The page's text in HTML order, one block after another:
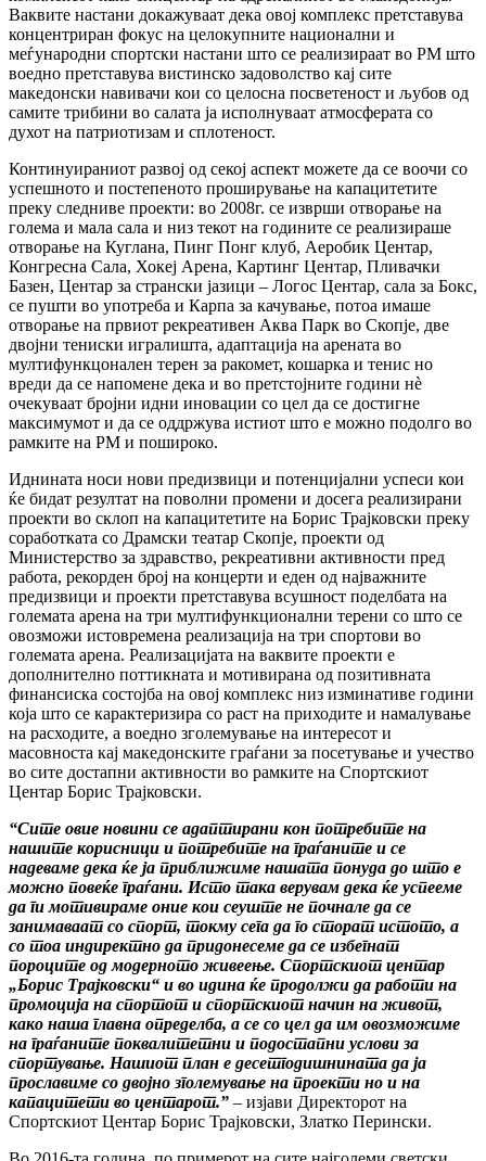
Ваквите настани докажуваат дека овој комплекс претставува
концентриран фокус на целокупните национални и
меѓународни спортски настани што се реализираат во РМ што
воедно претставува вистинско задоволство кај сите
македонски навивачи кои со целосна посветеност и љубов од
самите трибини во салата ја исполнуваат атмосферата со
духот на патриотизам и сплотеност.
Континуираниот развој од секој аспект можете да се воочи со
успешното и постепеното проширување на капацитетите
преку следниве проекти: во 2008г. се изврши отворање на
голема и мала сала и низ текот на годините се реализираше
отворање на Куглана, Пинг Понг клуб, Аеробик Центар,
Конгресна Сала, Хокеј Арена, Картинг Центар, Пливачки
Базен, Центар за странски јазици – Логос Центар, сала за Бокс,
се пушти во употреба и Карпа за качување, потоа имаше
отворање на првиот рекреативен Аква Парк во Скопје, две
двојни тениски игралишта, адаптација на арената во
мултифункцонален терен за ракомет, кошарка и тенис но
вреди да се напомене дека и во претстојните години нè
очекуваат бројни идни иновации со цел да се достигне
максимумот и да се оддржува истиот што е можно подолго во
рамките на РМ и пошироко.
Иднината носи нови предизвици и потенцијални успеси кои
ќе бидат резултат на поволни промени и досега реализирани
проекти во склоп на капацитетите на Борис Трајковски преку
соработката со Драмски театар Скопје, проекти од
Министерство за здравство, рекреативни активности пред
работа, рекорден број на концерти и еден од најважните
предизвици и проекти претставува всушност поделбата на
големата арена на три мултифункционални терени со што се
овозможи истовремена реализација на три спортови во
големата арена. Реализацијата на ваквите проекти е
дополнително поттикната и мотивирана од позитивната
финансиска состојба на овој комплекс низ изминативе години
која што се карактеризира со раст на приходите и намалување
на расходите, а воедно зголемување на интересот и
масовноста кај македонските граѓани за посетување и учество
во сите достапни активности во рамките на Спортскиот
Центар Борис Трајковски.
“Сите овие новини се адаптирани кон потребите на
нашите корисници и потребите на граѓаните и се
надеваме дека ќе ја приближиме нашата понуда до што е
можно повеќе граѓани. Исто така верувам дека ќе успееме
да ги мотивираме оние кои сеуште не почнале да се
занимаваат со спорт, токму сега да го сторат истото, а
со тоа индиректно да придонесеме да се избегнат
пороците од модерното живеење. Спортскиот центар
„Борис Трајковски“ и во идина ќе продолжи да работи на
промоција на спортот и спортскиот начин на живот,
како наша главна определба, а се со цел да им овозможиме
на граѓаните поквалитетни и подостапни услови за
спортување. Нашиот план е десетгодишнината да ја
прославиме со двојно зголемување на проекти но и на
капацитети во центарот.” – изјави Директорот на
Спортскиот Центар Борис Трајковски, Златко Перински.